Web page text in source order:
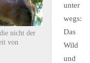
nicht der
von
unter
wegs:
Das
Wild
und